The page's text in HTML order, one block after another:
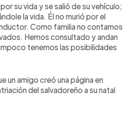
su vida y se salió de su vehículo;
la vida. Él no murió por el
Como familia no contamos
Hemos consultado y andan
tenemos las posibilidades
un amigo creó una página en
del salvadoreño a su natal